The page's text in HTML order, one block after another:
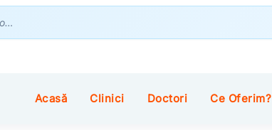
Acasă Clinici Doctori Ce Oferim?